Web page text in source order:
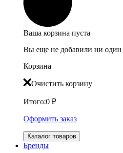
Ваша корзина пуста
Вы еще не добавили ни один
Корзина
Очистить корзину
Итого:0 ₽
Оформить заказ
Каталог товаров
Бренды